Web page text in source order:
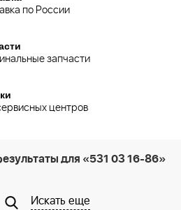
по России
запчасти
центров
для «531 03 16-86»
Искать еще